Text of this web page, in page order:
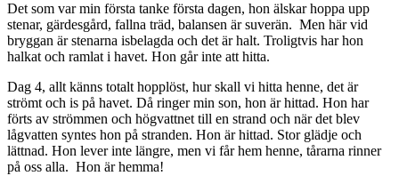
Det som var min första tanke första dagen, hon älskar hoppa upp
stenar, gärdesgård, fallna träd, balansen är suverän. Men här vid
bryggan är stenarna isbelagda och det är halt. Troligtvis har hon
halkat och ramlat i havet. Hon går inte att hitta.
Dag 4, allt känns totalt hopplöst, hur skall vi hitta henne, det är
strömt och is på havet. Då ringer min son, hon är hittad. Hon har
förts av strömmen och högvattnet till en strand och när det blev
lågvatten syntes hon på stranden. Hon är hittad. Stor glädje och
lättnad. Hon lever inte längre, men vi får hem henne, tårarna rinner
på oss alla. Hon är hemma!